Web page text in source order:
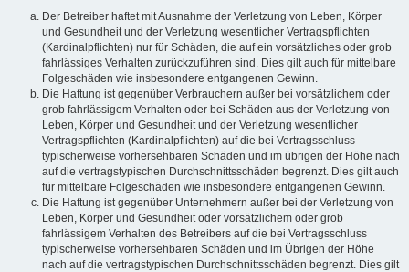
Der Betreiber haftet mit Ausnahme der Verletzung von Leben, Körper
und Gesundheit und der Verletzung wesentlicher Vertragspflichten
(Kardinalpflichten) nur für Schäden, die auf ein vorsätzliches oder grob
fahrlässiges Verhalten zurückzuführen sind. Dies gilt auch für mittelbare
Folgeschäden wie insbesondere entgangenen Gewinn.
Die Haftung ist gegenüber Verbrauchern außer bei vorsätzlichem oder
grob fahrlässigem Verhalten oder bei Schäden aus der Verletzung von
Leben, Körper und Gesundheit und der Verletzung wesentlicher
Vertragspflichten (Kardinalpflichten) auf die bei Vertragsschluss
typischerweise vorhersehbaren Schäden und im übrigen der Höhe nach
auf die vertragstypischen Durchschnittsschäden begrenzt. Dies gilt auch
für mittelbare Folgeschäden wie insbesondere entgangenen Gewinn.
Die Haftung ist gegenüber Unternehmern außer bei der Verletzung von
Leben, Körper und Gesundheit oder vorsätzlichem oder grob
fahrlässigem Verhalten des Betreibers auf die bei Vertragsschluss
typischerweise vorhersehbaren Schäden und im Übrigen der Höhe
nach auf die vertragstypischen Durchschnittsschäden begrenzt. Dies gilt